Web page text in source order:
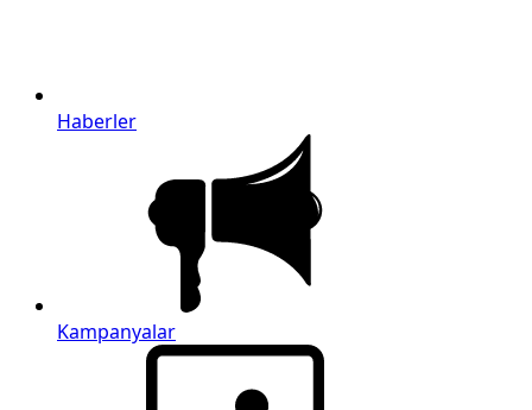
Haberler
Kampanyalar